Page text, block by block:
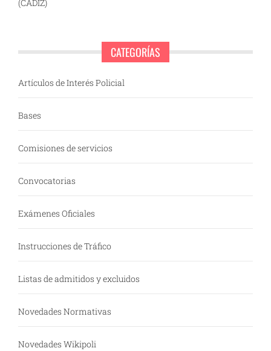
(CÁDIZ)
CATEGORÍAS
Artículos de Interés Policial
Bases
Comisiones de servicios
Convocatorias
Exámenes Oficiales
Instrucciones de Tráfico
Listas de admitidos y excluidos
Novedades Normativas
Novedades Wikipoli